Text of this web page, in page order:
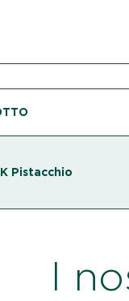
Pistacchio
I